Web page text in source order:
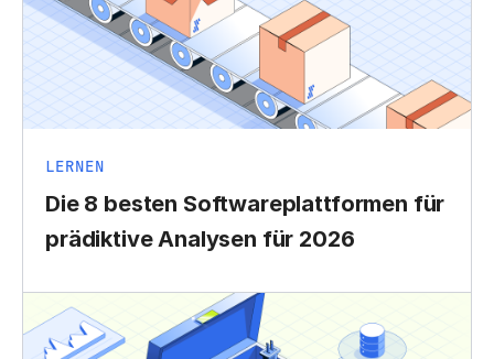
LERNEN
Die 8 besten Softwareplattformen für
prädiktive Analysen für 2026